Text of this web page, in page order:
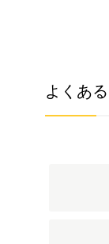
よくあ